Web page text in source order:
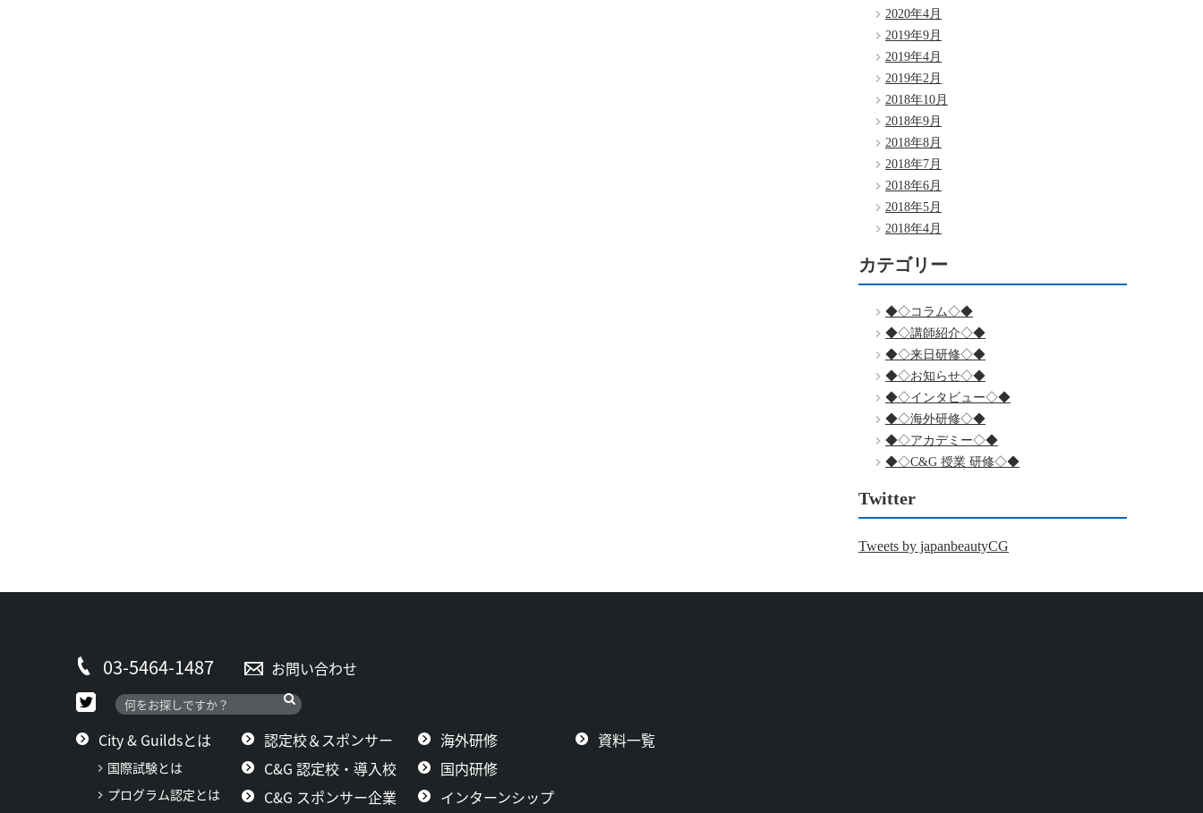
2020年4月
2019年9月
2019年4月
2019年2月
2018年10月
2018年9月
2018年8月
2018年7月
2018年6月
2018年5月
2018年4月
カテゴリー
◆◇コラム◇◆
◆◇講師紹介◇◆
◆◇来日研修◇◆
◆◇お知らせ◇◆
◆◇インタビュー◇◆
◆◇海外研修◇◆
◆◇アカデミー◇◆
◆◇C&G 授業 研修◇◆
Twitter
Tweets by japanbeautyCG
03-5464-1487 お問い合わせ
City & Guildsとは
国際試験とは
プログラム認定とは
認定校＆スポンサー
C&G 認定校・導入校
C&G スポンサー企業
海外研修
国内研修
インターンシップ
資料一覧